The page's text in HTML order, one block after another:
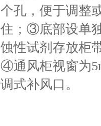
个孔，便于调整
住；③底部设单
蚀性试剂存放柜
④通风柜视窗为
调式补风口。